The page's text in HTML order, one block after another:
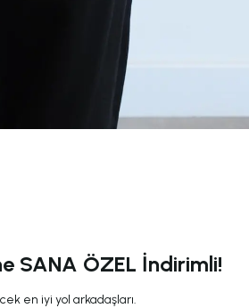
SANA ÖZEL İndirimli!
en iyi yol arkadaşları.